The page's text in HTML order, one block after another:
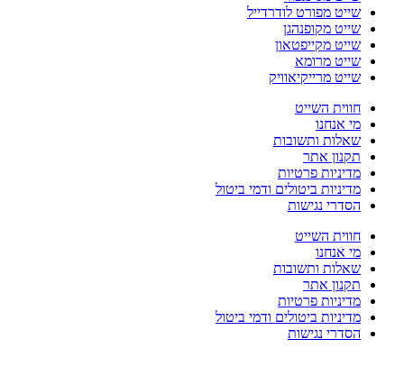
שייט מפורט לודרדייל
שייט מקופנהגן
שייט מקייפטאון
שייט מרומא
שייט מרייקיאוויק
חווית השייט
מי אנחנו
שאלות ותשובות
תקנון אתר
מדיניות פרטיות
מדיניות ביטולים ודמי ביטול
הסדרי נגישות
חווית השייט
מי אנחנו
שאלות ותשובות
תקנון אתר
מדיניות פרטיות
מדיניות ביטולים ודמי ביטול
הסדרי נגישות